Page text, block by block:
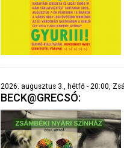
2026. augusztus 3., hétfő - 20:00,
BECK@GRECSÓ: